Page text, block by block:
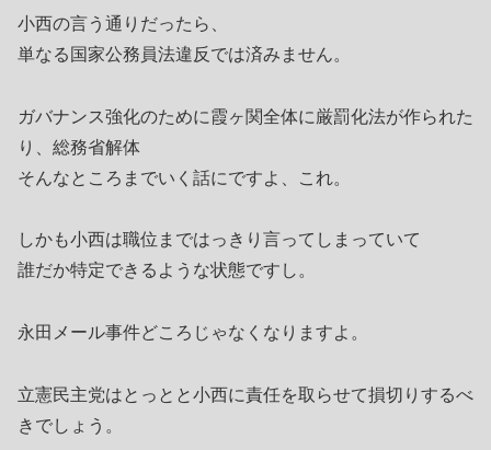
小西の言う通りだったら、
単なる国家公務員法違反では済みません。
ガバナンス強化のために霞ヶ関全体に厳罰化法が作られた
り、総務省解体
そんなところまでいく話にですよ、これ。
しかも小西は職位まではっきり言ってしまっていて
誰だか特定できるような状態ですし。
永田メール事件どころじゃなくなりますよ。
立憲民主党はとっとと小西に責任を取らせて損切りするべ
きでしょう。